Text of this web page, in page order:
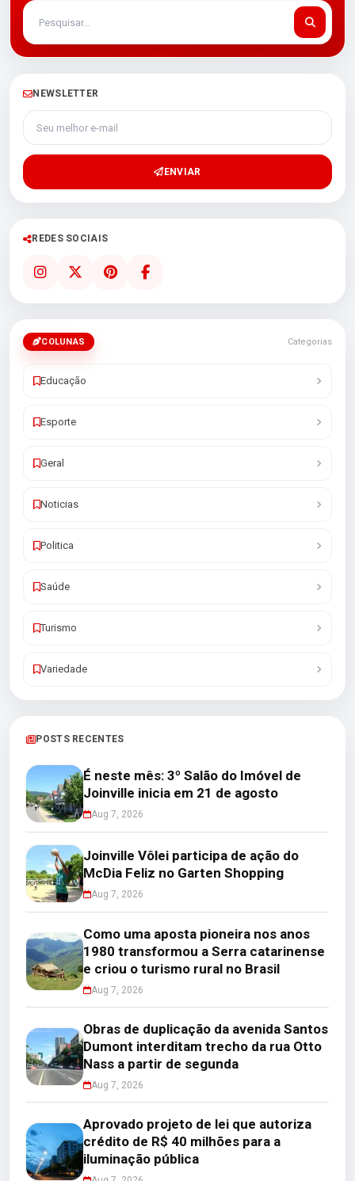
NEWSLETTER
Seu melhor e-mail
ENVIAR
REDES SOCIAIS
COLUNAS Categorias
Educação
Esporte
Geral
Noticias
Politica
Saúde
Turismo
Variedade
POSTS RECENTES
É neste mês: 3º Salão do Imóvel de
Joinville inicia em 21 de agosto
Aug 7, 2026
Joinville Vôlei participa de ação do
McDia Feliz no Garten Shopping
Aug 7, 2026
Como uma aposta pioneira nos anos
1980 transformou a Serra catarinense
e criou o turismo rural no Brasil
Aug 7, 2026
Obras de duplicação da avenida Santos
Dumont interditam trecho da rua Otto
Nass a partir de segunda
Aug 7, 2026
Aprovado projeto de lei que autoriza
crédito de R$ 40 milhões para a
iluminação pública